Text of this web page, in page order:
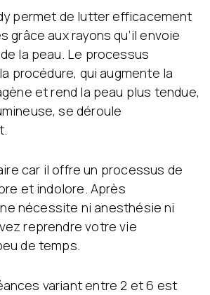
permet de lutter efficacement
grâce aux rayons qu’il envoie
la peau. Le processus
procédure, qui augmente la
et rend la peau plus tendue,
se déroule
car il offre un processus de
et indolore. Après
ne nécessite ni anesthésie ni
reprendre votre vie
de temps.
variant entre 2 et 6 est